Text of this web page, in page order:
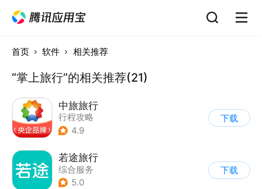
首页 软件 相关推荐
“掌上旅行”的相关推荐(21)
中旅旅行
行程攻略
4.9
下载
若途旅行
综合服务
5.0
下载